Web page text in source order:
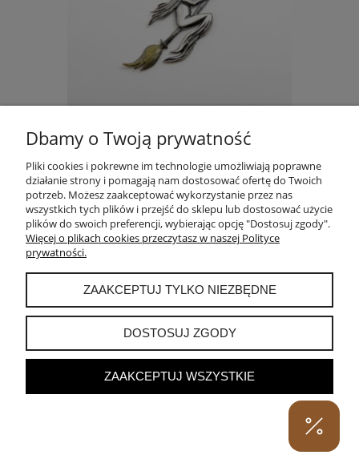
WISIOREK SREBRNY Z WIEDŹMĄ
290,00 zł
DO KOSZYKA
Dbamy o Twoją prywatność
Pliki cookies i pokrewne im technologie umożliwiają poprawne
działanie strony i pomagają nam dostosować ofertę do Twoich
potrzeb. Możesz zaakceptować wykorzystanie przez nas
wszystkich tych plików i przejść do sklepu lub dostosować użycie
plików do swoich preferencji, wybierając opcję "Dostosuj zgody".
Więcej o plikach cookies przeczytasz w naszej Polityce
prywatności.
ZAAKCEPTUJ TYLKO NIEZBĘDNE
DOSTOSUJ ZGODY
ZAAKCEPTUJ WSZYSTKIE